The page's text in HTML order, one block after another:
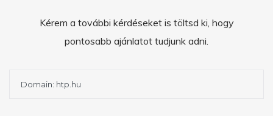
Kérem a további kérdéseket is töltsd ki, hogy
pontosabb ajánlatot tudjunk adni.